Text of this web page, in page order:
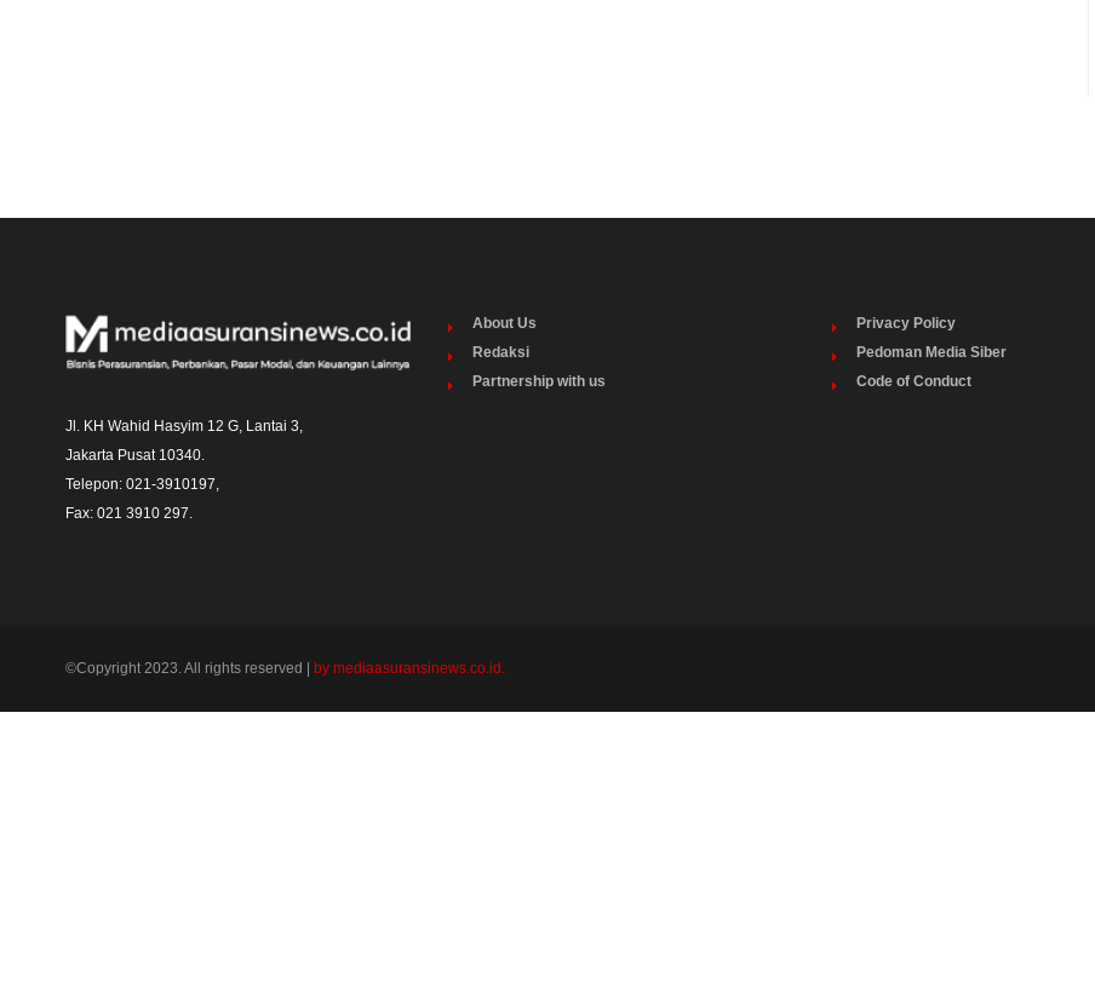
Jl. KH Wahid Hasyim 12 G, Lantai 3,
Jakarta Pusat 10340.
Telepon: 021-3910197,
Fax: 021 3910 297.
About Us
Redaksi
Partnership with us
Privacy Policy
Pedoman Media Siber
Code of Conduct
©Copyright 2023. All rights reserved | by mediaasuransinews.co.id.